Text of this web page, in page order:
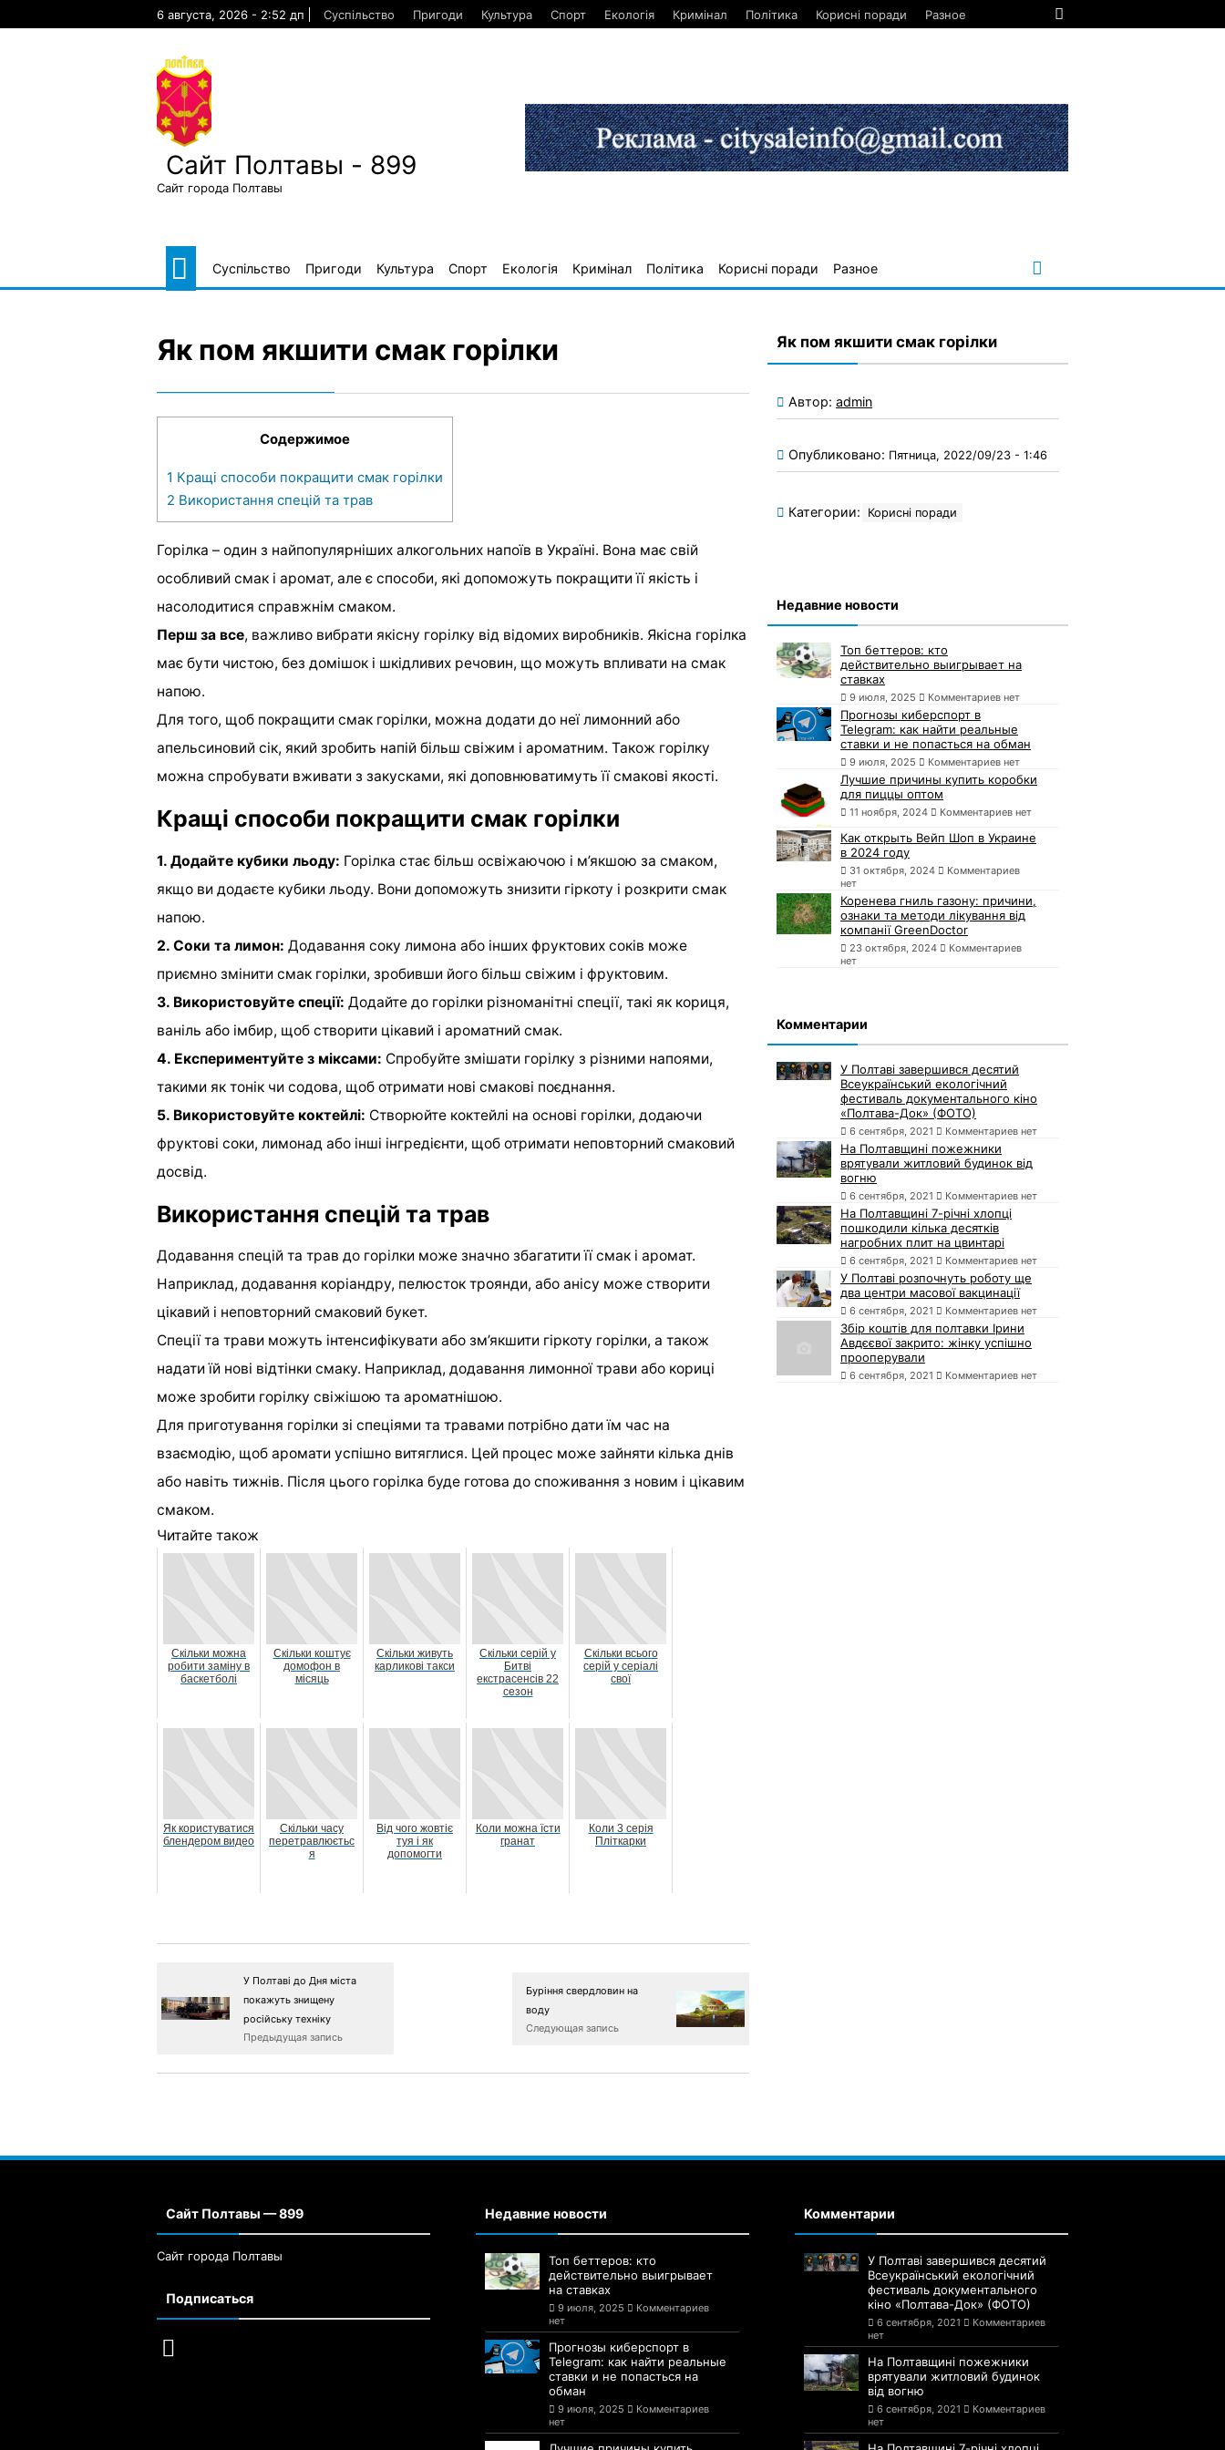
6 августа, 2026 - 2:52 дп Суспільство Пригоди Культура Спорт Екологія Кримінал Політика Корисні поради Разное
Сайт Полтавы - 899
Сайт города Полтавы
Суспільство Пригоди Культура Спорт Екологія Кримінал Політика Корисні поради Разное
Як пом якшити смак горілки
Содержимое
1 Кращі способи покращити смак горілки
2 Використання спецій та трав
Горілка – один з найпопулярніших алкогольних напоїв в Україні. Вона має свій
особливий смак і аромат, але є способи, які допоможуть покращити її якість і
насолодитися справжнім смаком.
Перш за все, важливо вибрати якісну горілку від відомих виробників. Якісна горілка
має бути чистою, без домішок і шкідливих речовин, що можуть впливати на смак
напою.
Для того, щоб покращити смак горілки, можна додати до неї лимонний або
апельсиновий сік, який зробить напій більш свіжим і ароматним. Також горілку
можна спробувати вживати з закусками, які доповнюватимуть її смакові якості.
Кращі способи покращити смак горілки
1. Додайте кубики льоду: Горілка стає більш освіжаючою і м’якшою за смаком,
якщо ви додаєте кубики льоду. Вони допоможуть знизити гіркоту і розкрити смак
напою.
2. Соки та лимон: Додавання соку лимона або інших фруктових соків може
приємно змінити смак горілки, зробивши його більш свіжим і фруктовим.
3. Використовуйте спеції: Додайте до горілки різноманітні спеції, такі як кориця,
ваніль або імбир, щоб створити цікавий і ароматний смак.
4. Експериментуйте з міксами: Спробуйте змішати горілку з різними напоями,
такими як тонік чи содова, щоб отримати нові смакові поєднання.
5. Використовуйте коктейлі: Створюйте коктейлі на основі горілки, додаючи
фруктові соки, лимонад або інші інгредієнти, щоб отримати неповторний смаковий
досвід.
Використання спецій та трав
Додавання спецій та трав до горілки може значно збагатити її смак і аромат.
Наприклад, додавання коріандру, пелюсток троянди, або анісу може створити
цікавий і неповторний смаковий букет.
Спеції та трави можуть інтенсифікувати або зм’якшити гіркоту горілки, а також
надати їй нові відтінки смаку. Наприклад, додавання лимонної трави або кориці
може зробити горілку свіжішою та ароматнішою.
Для приготування горілки зі спеціями та травами потрібно дати їм час на
взаємодію, щоб аромати успішно витяглися. Цей процес може зайняти кілька днів
або навіть тижнів. Після цього горілка буде готова до споживання з новим і цікавим
смаком.
Читайте також
Скільки можна
робити заміну в
баскетболі
Скільки коштує
домофон в
місяць
Скільки живуть
карликові такси
Скільки серій у
Битві
екстрасенсів 22
сезон
Скільки всього
серій у серіалі
свої
Як користуватися
блендером видео
Скільки часу
перетравлюєтьс
я
Від чого жовтіє
туя і як
допомогти
Коли можна їсти
гранат
Коли 3 серія
Пліткарки
У Полтаві до Дня міста
покажуть знищену
російську техніку
Предыдущая запись
Буріння свердловин на
воду
Следующая запись
Як пом якшити смак горілки
Автор: admin
Опубликовано: Пятница, 2022/09/23 - 1:46
Категории: Корисні поради
Недавние новости
Топ беттеров: кто
действительно выигрывает на
ставках
9 июля, 2025 Комментариев нет
Прогнозы киберспорт в
Telegram: как найти реальные
ставки и не попасться на обман
9 июля, 2025 Комментариев нет
Лучшие причины купить коробки
для пиццы оптом
11 ноября, 2024 Комментариев нет
Как открыть Вейп Шоп в Украине
в 2024 году
31 октября, 2024
Комментариев
нет
Коренева гниль газону: причини,
ознаки та методи лікування від
компанії GreenDoctor
23 октября, 2024
Комментариев
нет
Комментарии
У Полтаві завершився десятий
Всеукраїнський екологічний
фестиваль документального кіно
«Полтава-Док» (ФОТО)
6 сентября, 2021 Комментариев нет
На Полтавщині пожежники
врятували житловий будинок від
вогню
6 сентября, 2021 Комментариев нет
На Полтавщині 7-річні хлопці
пошкодили кілька десятків
нагробних плит на цвинтарі
6 сентября, 2021 Комментариев нет
У Полтаві розпочнуть роботу ще
два центри масової вакцинації
6 сентября, 2021 Комментариев нет
Збір коштів для полтавки Ірини
Авдєєвої закрито: жінку успішно
прооперували
6 сентября, 2021 Комментариев нет
Сайт Полтавы — 899
Сайт города Полтавы
Подписаться
Недавние новости
Топ беттеров: кто
действительно выигрывает
на ставках
9 июля, 2025
Комментариев
нет
Прогнозы киберспорт в
Telegram: как найти реальные
ставки и не попасться на
обман
9 июля, 2025
Комментариев
нет
Комментарии
У Полтаві завершився десятий
Всеукраїнський екологічний
фестиваль документального
кіно «Полтава-Док» (ФОТО)
6 сентября, 2021
Комментариев
нет
На Полтавщині пожежники
врятували житловий будинок
від вогню
6 сентября, 2021
Комментариев
нет